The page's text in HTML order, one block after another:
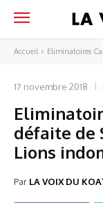
Accueil Eliminatoires
17 novembre 2018
défaite de
Lions
Par LA VOIX DU